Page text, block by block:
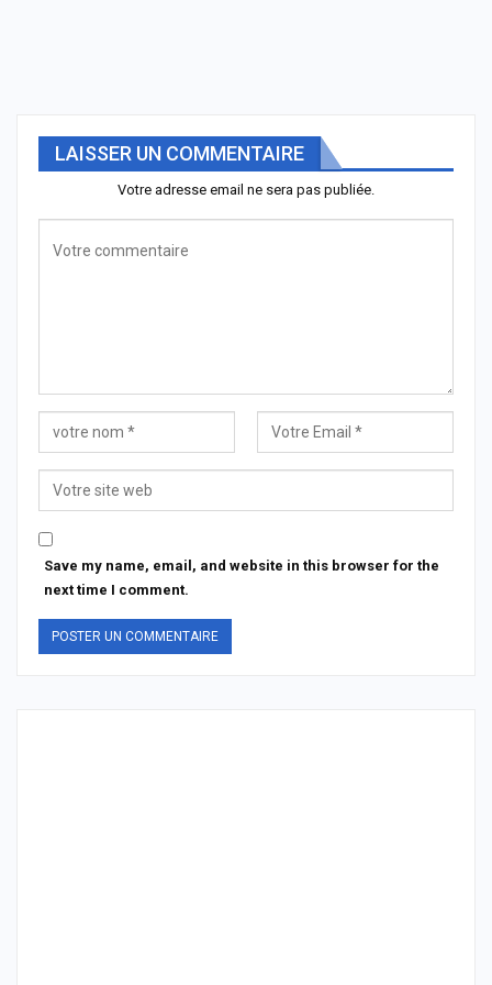
LAISSER UN COMMENTAIRE
Votre adresse email ne sera pas publiée.
Save my name, email, and website in this browser for the
next time I comment.